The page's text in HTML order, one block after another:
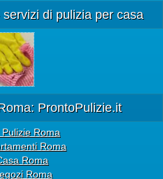
di pulizia per casa
ProntoPulizie.it
Roma
Roma
Roma
Roma